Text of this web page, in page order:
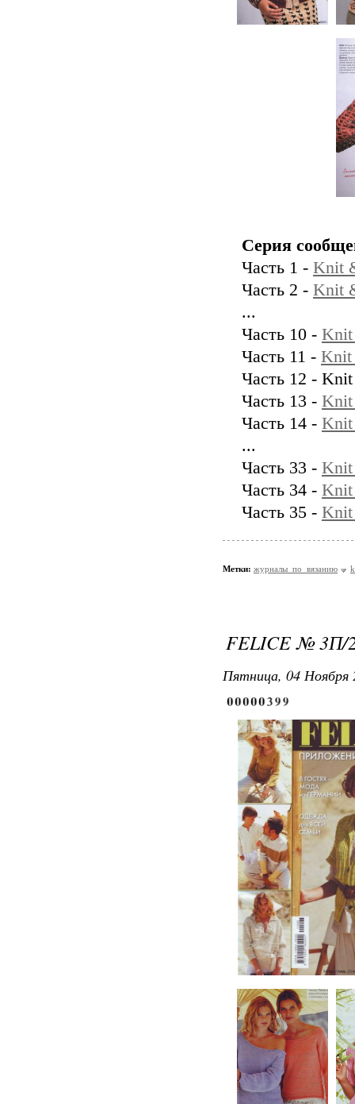
Серия
Часть 1 - Knit
Часть 2 - Knit
...
Часть 10 -
Часть 11 - Knit
Часть 12 -
Часть 13 -
Часть 14 -
...
Часть 33 -
Часть 34 -
Часть 35 -
Метки: журналы_по_вязанию
FELICE № 3П/
Пятница, 04 Ноября